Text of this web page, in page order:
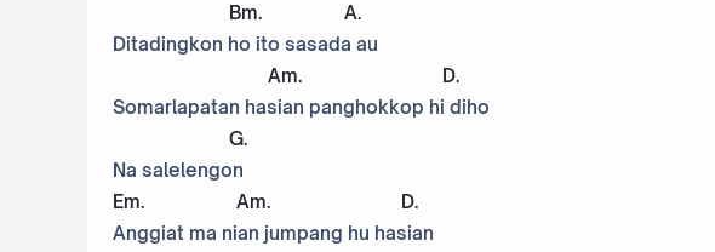
Bm. A.
Ditadingkon ho ito sasada au
Am. D.
Somarlapatan hasian panghokkop hi diho
G.
Na salelengon
Em. Am. D.
Anggiat ma nian jumpang hu hasian